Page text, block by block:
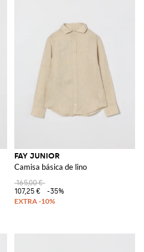
FAY JUNIOR
Camisa básica de lino
165,00 €
107,25 €
-35%